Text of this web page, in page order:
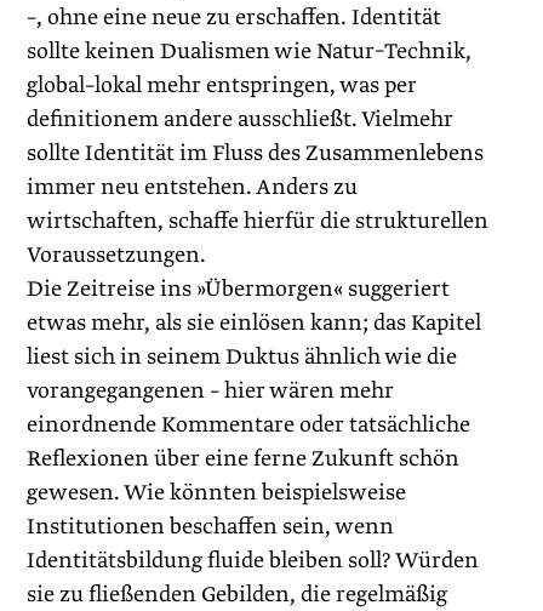
–, ohne eine neue zu erschaffen. Identität
sollte keinen Dualismen wie Natur–Technik,
global–lokal mehr entspringen, was per
definitionem andere ausschließt. Vielmehr
sollte Identität im Fluss des Zusammenlebens
immer neu entstehen. Anders zu
wirtschaften, schaffe hierfür die strukturellen
Voraussetzungen.
Die Zeitreise ins »Übermorgen« suggeriert
etwas mehr, als sie einlösen kann; das Kapitel
liest sich in seinem Duktus ähnlich wie die
vorangegangenen – hier wären mehr
einordnende Kommentare oder tatsächliche
Reflexionen über eine ferne Zukunft schön
gewesen. Wie könnten beispielsweise
Institutionen beschaffen sein, wenn
Identitätsbildung fluide bleiben soll? Würden
sie zu fließenden Gebilden, die regelmäßig